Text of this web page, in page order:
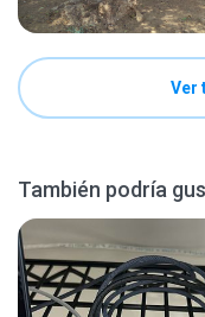
Ver
También podría